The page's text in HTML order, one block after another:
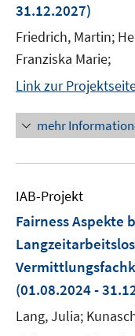
31.12.2027)
Friedrich, Martin;
Franziska Marie;
Link zur
mehr
IAB-Projekt
Fairness Aspekte
(01.08.2024 -
Lang, Julia;